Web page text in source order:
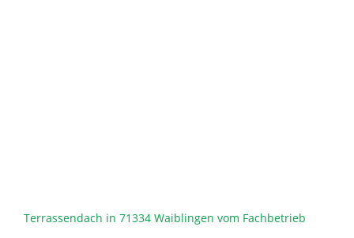
Terrassendach in 71334 Waiblingen vom Fachbetrieb